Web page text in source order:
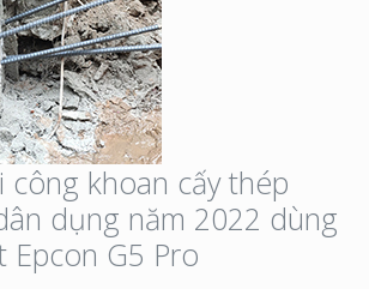
công khoan cấy thép
dụng năm 2022 dùng
Epcon G5 Pro